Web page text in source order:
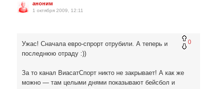
аноним
1 октября 2009, 12:11
0
Ужас! Сначала евро-спрорт отрубили. А теперь и
последнюю отраду :))
За то канал ВиасатСпорт никто не закрывает! А как же
можно — там целыми днями показывают бейсбол и